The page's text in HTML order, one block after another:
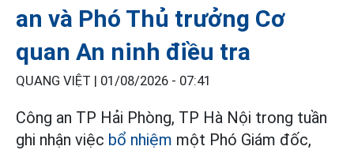
an và Phó Thủ trưởng Cơ
quan An ninh điều tra
QUANG VIỆT | 01/08/2026 - 07:41
Công an TP Hải Phòng, TP Hà Nội trong tuần
ghi nhận việc bổ nhiệm một Phó Giám đốc,